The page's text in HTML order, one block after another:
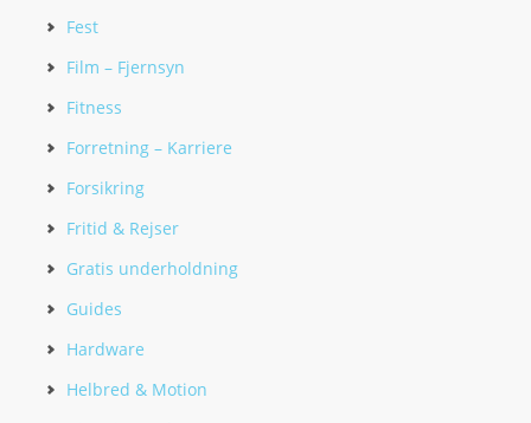
Fest
Film – Fjernsyn
Fitness
Forretning – Karriere
Forsikring
Fritid & Rejser
Gratis underholdning
Guides
Hardware
Helbred & Motion